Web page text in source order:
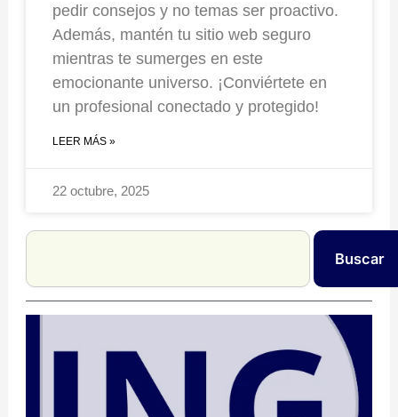
pedir consejos y no temas ser proactivo.
Además, mantén tu sitio web seguro
mientras te sumerges en este
emocionante universo. ¡Conviértete en
un profesional conectado y protegido!
LEER MÁS »
22 octubre, 2025
Search
Buscar